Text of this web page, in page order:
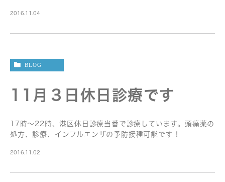
2016.11.04
BLOG
11月３日休日診療です
17時〜22時、港区休日診療当番で診療しています。頭痛薬の
処方、診療、インフルエンザの予防接種可能です！
2016.11.02